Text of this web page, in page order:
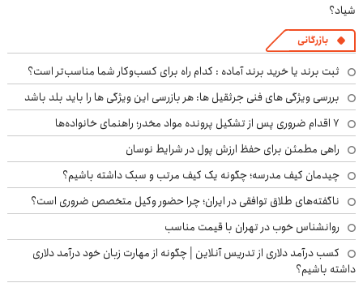
شیاد؟
بازرگانی
ثبت برند یا خرید برند آماده : کدام راه برای کسب‌وکار شما مناسب‌تر است؟
بررسی ویژگی های فنی جرثقیل ها: هر بازرسی این ویژگی ها را باید بلد باشد
۷ اقدام ضروری پس از تشکیل پرونده مواد مخدر؛ راهنمای خانواده‌ها
راهی مطمئن برای حفظ ارزش پول در شرایط نوسان
چیدمان کیف مدرسه؛ چگونه یک کیف مرتب و سبک داشته باشیم؟
ناگفته‌های طلاق توافقی در ایران؛ چرا حضور وکیل متخصص ضروری است؟
روانشناس خوب در تهران با قیمت مناسب
کسب درآمد دلاری از تدریس آنلاین | چگونه از مهارت زبان خود درآمد دلاری
داشته باشیم؟